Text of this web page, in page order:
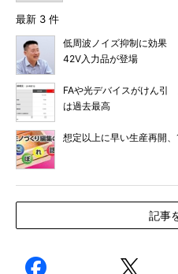
最新 3 件
低周波ノイズ抑制に効果
42V入力品が登場
FAや光デバイスがけん引
は過去最高
想定以上に早い生産再開
記事